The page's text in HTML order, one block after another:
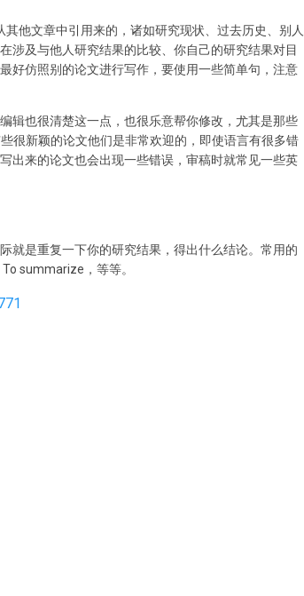
他文章中引用来的，诸如研究现状、过去历史、别人
涉及与他人研究结果的比较、你自己的研究结果对目
好仿照别的论文进行写作，要使用一些简单句，注意
辑也很清楚这一点，也很乐意帮你修改，尤其是那些
很新颖的论文他们是非常欢迎的，即使语言有很多错
出来的论文也会出现一些错误，审稿时就常见一些英
就是重复一下你的研究结果，得出什么结论。常用的
summarize，等等。